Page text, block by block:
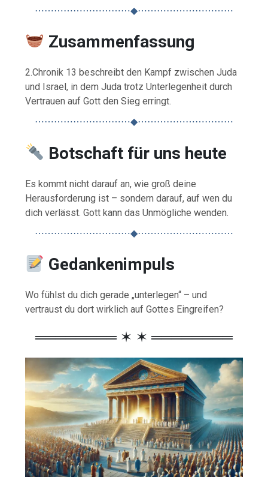
⋯⋯⋯⋯⋯⋯⋯⋯⋯⋯◆⋯⋯⋯⋯⋯⋯⋯⋯⋯⋯
Zusammenfassung
2.Chronik 13 beschreibt den Kampf zwischen Juda
und Israel, in dem Juda trotz Unterlegenheit durch
Vertrauen auf Gott den Sieg erringt.
⋯⋯⋯⋯⋯⋯⋯⋯⋯⋯◆⋯⋯⋯⋯⋯⋯⋯⋯⋯⋯
Botschaft für uns heute
Es kommt nicht darauf an, wie groß deine
Herausforderung ist – sondern darauf, auf wen du
dich verlässt. Gott kann das Unmögliche wenden.
⋯⋯⋯⋯⋯⋯⋯⋯⋯⋯◆⋯⋯⋯⋯⋯⋯⋯⋯⋯⋯
Gedankenimpuls
Wo fühlst du dich gerade „unterlegen“ – und
vertraust du dort wirklich auf Gottes Eingreifen?
════════ ✶ ✶ ════════